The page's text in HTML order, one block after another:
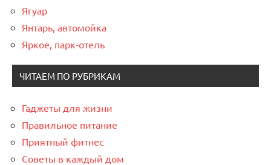
Ягуар
Янтарь, автомойка
Яркое, парк-отель
ЧИТАЕМ ПО РУБРИКАМ
Гаджеты для жизни
Правильное питание
Приятный фитнес
Советы в каждый дом